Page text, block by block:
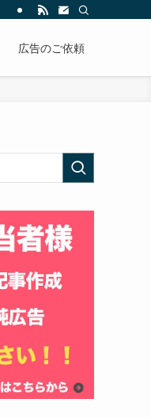
広告のご依頼